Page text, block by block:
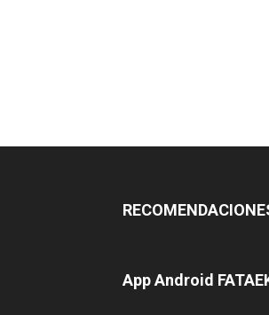
App Android